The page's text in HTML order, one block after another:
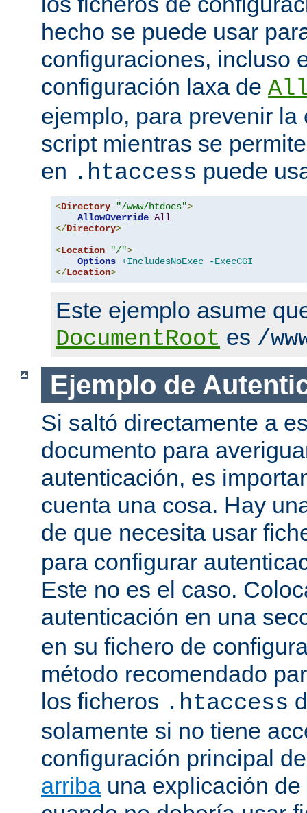
hecho se puede usar
configuraciones, incluso
configuración laxa de
ejemplo, para prevenir la
script mientras se
en .htaccess puede
<Directory "/www/htdocs">
AllowOverride All
</Directory>
<Location "/">
Options +IncludesNoExec
-ExecCGI
</Location>
Este ejemplo asume
DocumentRoot es /
Ejemplo de
Si saltó directamente a
documento para
autenticación, es
cuenta una cosa. Hay
de que necesita usar
para configurar
Este no es el caso.
autenticación en una
en su fichero de
método recomendado
los ficheros .htaccess
solamente si no tiene
configuración principal
arriba una explicación